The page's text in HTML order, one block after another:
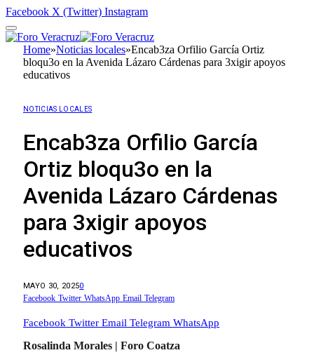
Facebook X (Twitter) Instagram
Home»Noticias locales»Encab3za Orfilio García Ortiz
bloqu3o en la Avenida Lázaro Cárdenas para 3xigir apoyos
educativos
NOTICIAS LOCALES
Encab3za Orfilio García
Ortiz bloqu3o en la
Avenida Lázaro Cárdenas
para 3xigir apoyos
educativos
MAYO 30, 20250
Facebook Twitter WhatsApp Email Telegram
Facebook Twitter Email Telegram WhatsApp
Rosalinda Morales | Foro Coatza